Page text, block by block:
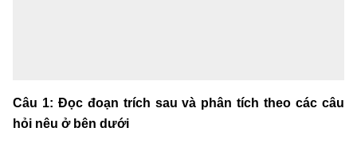
Câu 1: Đọc đoạn trích sau và phân tích theo các câu
hỏi nêu ở bên dưới